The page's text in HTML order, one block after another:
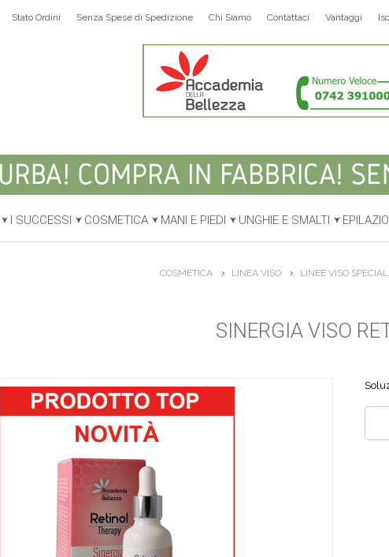
Stato Ordini Senza Spese di Spedizione Chi Siamo Contattaci Vantaggi
I SUCCESSI COSMETICA MANI E PIEDI UNGHIE E SMALTI
COSMETICA LINEA VISO LINEE VISO SPECIALI
SINERGIA VISO